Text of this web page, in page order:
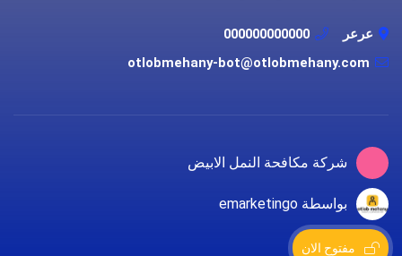
عرعر
000000000000
otlobmehany-bot@otlobmehany.com
شركة مكافحة النمل الابيض
بواسطة emarketingo
مفتوح الان